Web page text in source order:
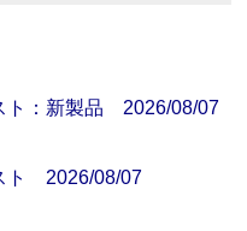
ト：新製品 2026/08/07
ト 2026/08/07